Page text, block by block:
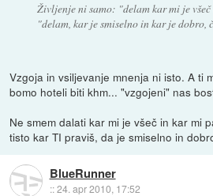
Življenje ni samo: "delam kar mi je
"delam, kar je smiselno in kar je dobro,
Vzgoja in vsiljevanje mnenja ni isto. A ti
bomo hoteli biti khm... "vzgojeni" nas
Ne smem dalati kar mi je všeč in kar mi
tisto kar TI praviš, da je smiselno in
BlueRunner
::24. apr 2010, 17:52